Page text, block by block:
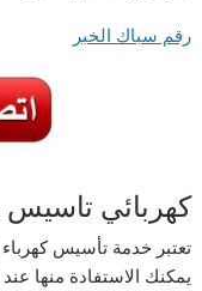
رقم سباك الخبر
كهربائي تاسيس
تعتبر خدمة تأسيس
يمكنك الاستفادة منها